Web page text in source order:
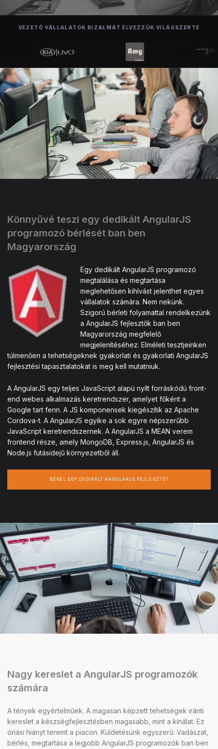
VEZETŐ VÁLLALATOK BIZALMÁT ÉLVEZZÜK VILÁGSZERTE
Könnyűvé teszi egy dedikált AngularJS
programozó bérlését ban ben
Magyarország
Egy dedikált AngularJS programozó
megtalálása és megtartása
meglehetősen kihívást jelenthet egyes
vállalatok számára. Nem nekünk.
Szigorú bérleti folyamattal rendelkezünk
a AngularJS fejlesztők ban ben
Magyarország megfelelő
megjelenítéséhez. Elméleti tesztjeinken
túlmenően a tehetségeknek gyakorlati és gyakorlati AngularJS
fejlesztési tapasztalatokat is meg kell mutatniuk.
A AngularJS egy teljes JavaScript alapú nyílt forráskódú front-
end webes alkalmazás keretrendszer, amelyet főként a
Google tart fenn. A JS komponensek kiegészítik az Apache
Cordova-t. A AngularJS egyike a sok egyre népszerűbb
JavaScript keretrendszernek. A AngularJS a MEAN verem
frontend része, amely MongoDB, Express.js, AngularJS és
Node.js futásidejű környezetből áll.
BÉREL EGY DEDIKÁLT ANGULARJS FEJLESZTŐT
Nagy kereslet a AngularJS programozók
számára
A tények egyértelműek. A magasan képzett tehetségek iránti
kereslet a készségfejlesztésben magasabb, mint a kínálat. Ez
óriási hiányt teremt a piacon. Küldetésünk egyszerű: Vadászat,
bérlés, megtartása a legjobb AngularJS programozók ban ben